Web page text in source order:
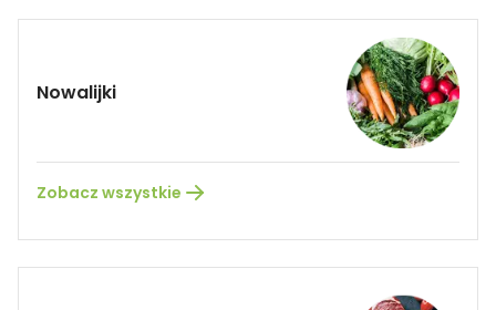
Nowalijki
Zobacz wszystkie